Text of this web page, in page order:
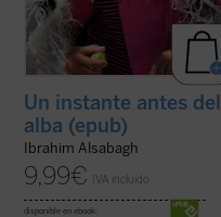
Un instante antes del
alba (epub)
Ibrahim Alsabagh
9,99€ IVA incluido
disponible en ebook: